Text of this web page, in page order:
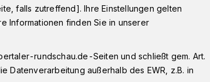
hat 80
nordrhein-
für
sich das
falls zutreffend]. Ihre Einstellungen gelten
Informationen finden Sie in unserer
rundschau.de-Seiten und schließt gem. Art.
Datenverarbeitung außerhalb des EWR, z.B. in